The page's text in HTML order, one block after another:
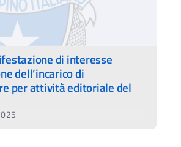
di interesse
dell’incarico di
per attività editoriale del